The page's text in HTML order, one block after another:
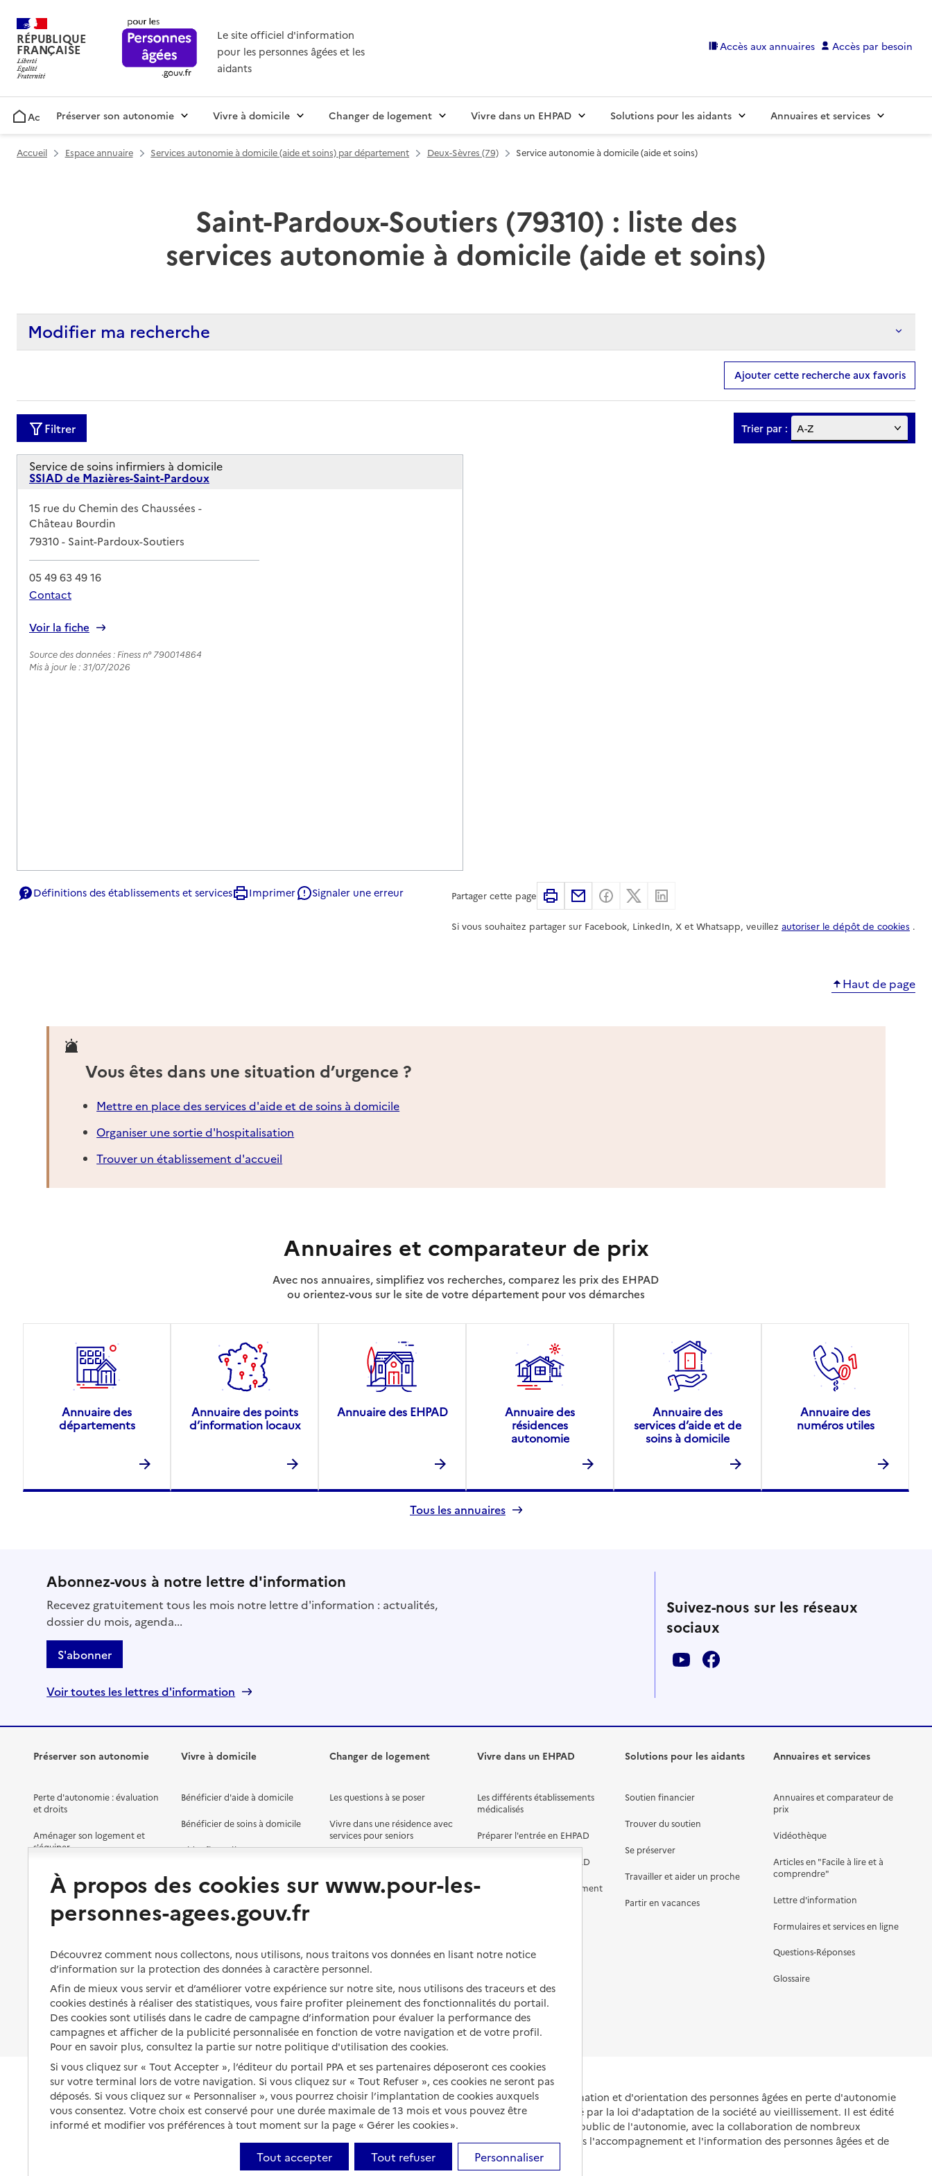
RÉPUBLIQUE
FRANÇAISE
Le site officiel d'information
pour les personnes âgées et les
aidants
Accès aux annuaires Accès par besoin
AccueilPréserver son autonomie Vivre à domicile Changer de logement Vivre dans un EHPAD Solutions pour les aidants Annuaires et services
Accueil Espace annuaire Services autonomie à domicile (aide et soins) par département Deux-Sèvres (79) Service autonomie à domicile (aide et soins)
Saint-Pardoux-Soutiers (79310) : liste des
services autonomie à domicile (aide et soins)
Modifier ma recherche
Ajouter cette recherche aux favoris
Filtrer Trier par :
Service de soins infirmiers à domicile
SSIAD de Mazières-Saint-Pardoux
Adresse
15 rue du Chemin des Chaussées -
Château Bourdin
79310- Saint-Pardoux-Soutiers
05 49 63 49 16
Contact
Voir la fiche
Source des données : Finess n° 790014864
Mis à jour le : 31/07/2026
Définitions des établissements et services Imprimer Signaler une erreur Partager cette page ImprimerPartager par email
Partager sur Facebook
Partager sur X
Si vous souhaitez partager sur Facebook, LinkedIn, X et Whatsapp, veuillez autoriser le dépôt de cookies .
Haut de page
Vous êtes dans une situation d’urgence ?
Mettre en place des services d'aide et de soins à domicile
Organiser une sortie d'hospitalisation
Trouver un établissement d'accueil
Annuaires et comparateur de prix
Avec nos annuaires, simplifiez vos recherches, comparez les prix des EHPAD
ou orientez-vous sur le site de votre département pour vos démarches
Annuaire des
départements
Annuaire des points
d’information locaux
Annuaire des EHPAD
Annuaire des
résidences
autonomie
Annuaire des
services d’aide et de
soins à domicile
Annuaire des
numéros utiles
Tous les annuaires
Abonnez-vous à notre lettre d'information
Recevez gratuitement tous les mois notre lettre d'information : actualités,
dossier du mois, agenda...
S'abonner
Voir toutes les lettres d'information
Suivez-nous sur les réseaux
sociaux
Préserver son autonomie
Perte d'autonomie : évaluation
et droits
Aménager son logement et
s'équiper
Préserver son autonomie et sa
santé
Organiser à l'avance sa propre
protection
Les mesures de protection
Les obligations de la famille
À qui s’adresser ?
Les politiques du grand âge
Vivre à domicile
Bénéficier d'aide à domicile
Bénéficier de soins à domicile
Aides financières
Solutions d'accueil temporaire
Vivre à domicile avec une
Être hospitalisé
Fin de vie à domicile
Changer de logement
Les questions à se poser
Vivre dans une résidence avec
services pour seniors
Vivre en accueil familial
Vivre dans un EHPAD
Les différents établissements
médicalisés
Préparer l'entrée en EHPAD
Aides financières en EHPAD
Prévention, accompagnement
Fin de vie en EHPAD
Solutions pour les aidants
Soutien financier
Trouver du soutien
Se préserver
Travailler et aider un proche
Partir en vacances
Annuaires et services
Annuaires et comparateur de
prix
Vidéothèque
Articles en "Facile à lire et à
comprendre"
Lettre d'information
Formulaires et services en ligne
Questions-Réponses
Glossaire
Portail national d'information et d'orientation des personnes âgées en perte d'autonomie
et de leurs proches, créé par la loi d'adaptation de la société au vieillissement. Il est édité
et animé par le Service public de l'autonomie, avec la collaboration de nombreux
partenaires engagés dans l'accompagnement et l'information des personnes âgées et de
leurs aidants.
À propos des cookies sur www.pour-les-
personnes-agees.gouv.fr
Découvrez comment nous collectons, nous utilisons, nous traitons vos données en lisant notre notice
d’information sur la protection des données à caractère personnel.
Afin de mieux vous servir et d’améliorer votre expérience sur notre site, nous utilisons des traceurs et des
cookies destinés à réaliser des statistiques, vous faire profiter pleinement des fonctionnalités du portail.
Des cookies sont utilisés dans le cadre de campagne d’information pour évaluer la performance des
campagnes et afficher de la publicité personnalisée en fonction de votre navigation et de votre profil.
Pour en savoir plus, consultez la partie sur notre politique d'utilisation des cookies.
Si vous cliquez sur « Tout Accepter », l’éditeur du portail PPA et ses partenaires déposeront ces cookies
sur votre terminal lors de votre navigation. Si vous cliquez sur « Tout Refuser », ces cookies ne seront pas
déposés. Si vous cliquez sur « Personnaliser », vous pourrez choisir l’implantation de cookies auxquels
vous consentez. Votre choix est conservé pour une durée maximale de 13 mois et vous pouvez être
informé et modifier vos préférences à tout moment sur la page « Gérer les cookies ».
Tout accepter Tout refuser Personnaliser